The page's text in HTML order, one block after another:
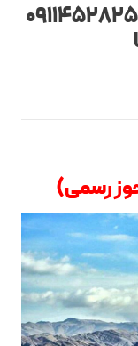
های لوشان ⭐️09114528255
رسمی)